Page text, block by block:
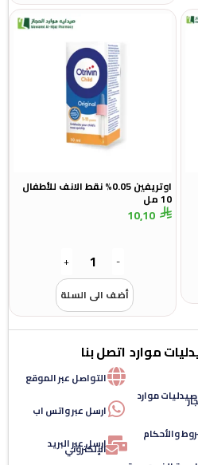
اوتريفين 0.05% نقط الانف للأطفال
10,10
أضف الى السلة
اتصل بنا
التواصل عبر الموقع
ارسل عبر واتس اب
ارسل عبر البريد
الإلكتروني